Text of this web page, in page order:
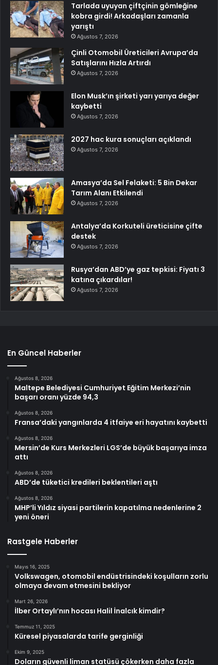
Tarlada uyuyan çiftçinin gömleğine
kobra girdi! Arkadaşları zamanla
yarıştı
Ağustos 7, 2026
Çinli Otomobil Üreticileri Avrupa’da
Satışlarını Hızla Artırdı
Ağustos 7, 2026
Elon Musk’ın şirketi yarı yarıya değer
kaybetti
Ağustos 7, 2026
2027 hac kura sonuçları açıklandı
Ağustos 7, 2026
Amasya’da Sel Felaketi: 5 Bin Dekar
Tarım Alanı Etkilendi
Ağustos 7, 2026
Antalya’da Korkuteli üreticisine çifte
destek
Ağustos 7, 2026
Rusya’dan ABD’ye gaz tepkisi: Fiyatı 3
katına çıkardılar!
Ağustos 7, 2026
En Güncel Haberler
Ağustos 8, 2026
Maltepe Belediyesi Cumhuriyet Eğitim Merkezi’nin
başarı oranı yüzde 94,3
Ağustos 8, 2026
Fransa’daki yangınlarda 4 itfaiye eri hayatını kaybetti
Ağustos 8, 2026
Mersin’de Kurs Merkezleri LGS’de büyük başarıya imza
attı
Ağustos 8, 2026
ABD’de tüketici kredileri beklentileri aştı
Ağustos 8, 2026
MHP’li Yıldız siyasi partilerin kapatılma nedenlerine 2
yeni öneri
Rastgele Haberler
Mayıs 16, 2025
Volkswagen, otomobil endüstrisindeki koşulların zorlu
olmaya devam etmesini bekliyor
Mart 26, 2026
İlber Ortaylı’nın hocası Halil İnalcık kimdir?
Temmuz 11, 2025
Küresel piyasalarda tarife gerginliği
Ekim 9, 2025
Doların güvenli liman statüsü çökerken daha fazla